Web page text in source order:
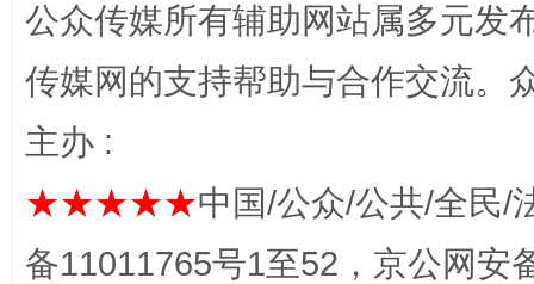
站台名比不上好声名
公众传媒所有辅助网站属多元发
传媒网的支持帮助与合作交流。
主办 :
★★★★★中国/公众/公共/全民/
备11011765号1至52，京公网安